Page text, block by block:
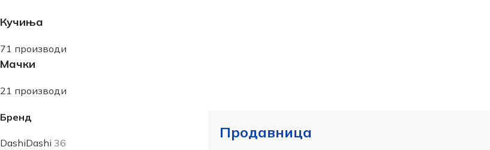
Кучиња
71 производи
Мачки
21 производи
Бренд
DashiDashi 36
Продавница